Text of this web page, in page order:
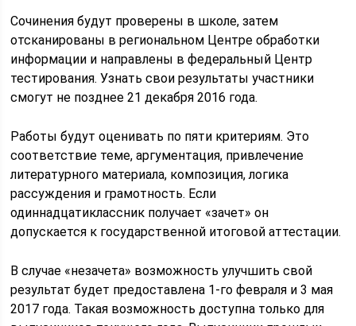
Сочинения будут проверены в школе, затем
отсканированы в региональном Центре обработки
информации и направлены в федеральный Центр
тестирования. Узнать свои результаты участники
смогут не позднее 21 декабря 2016 года.
Работы будут оценивать по пяти критериям. Это
соответствие теме, аргументация, привлечение
литературного материала, композиция, логика
рассуждения и грамотность. Если
одиннадцатиклассник получает «зачет» он
допускается к государственной итоговой аттестации.
В случае «незачета» возможность улучшить свой
результат будет предоставлена 1-го февраля и 3 мая
2017 года. Такая возможность доступна только для